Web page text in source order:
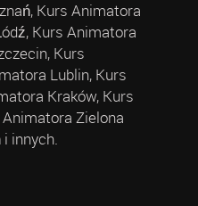
Kurs Animatora
Kurs Animatora
Kurs
Lublin, Kurs
Kraków, Kurs
Zielona
innych.